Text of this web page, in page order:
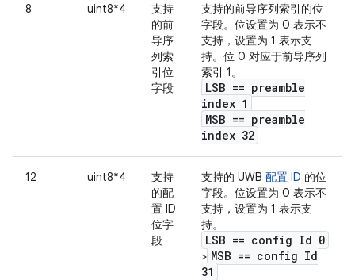
8 uint8*4
支持
的前
导序
列索
引位
字段
支持的前导序列索引的位
字段。位设置为 0 表示不
支持，设置为 1 表示支
持。位 0 对应于前导序列
索引 1。
LSB == preamble
index 1
MSB == preamble
index 32
12 uint8*4
支持
的配
置 ID
位字
段
支持的 UWB 配置 ID 的位
字段。位设置为 0 表示不
支持，设置为 1 表示支
持。
LSB == config Id 0
> MSB == config Id
31